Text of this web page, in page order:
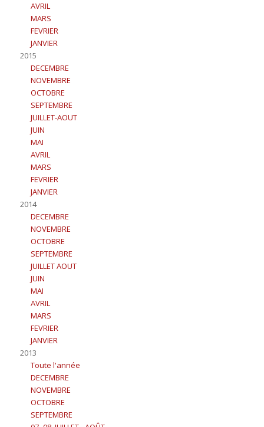
AVRIL
MARS
FEVRIER
JANVIER
2015
DECEMBRE
NOVEMBRE
OCTOBRE
SEPTEMBRE
JUILLET-AOUT
JUIN
MAI
AVRIL
MARS
FEVRIER
JANVIER
2014
DECEMBRE
NOVEMBRE
OCTOBRE
SEPTEMBRE
JUILLET AOUT
JUIN
MAI
AVRIL
MARS
FEVRIER
JANVIER
2013
Toute l'année
DECEMBRE
NOVEMBRE
OCTOBRE
SEPTEMBRE